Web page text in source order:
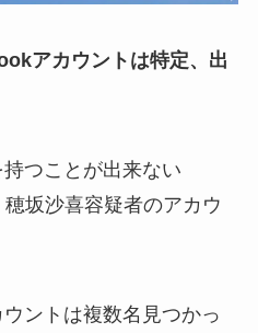
アカウントは特定、出
つことが出来ない
坂沙喜容疑者のアカウ
ントは複数名見つかっ